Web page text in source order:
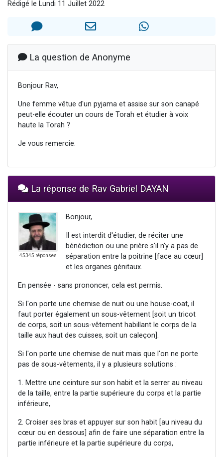
2 nouvelles musiques dans Torah-Box Music
8 personnes viennent de faire un don pour Tsédaka : pauvres d'Israel
2 personnes viennent de faire un don pour 1 Journée de Vacances Pour les Enfants
Rédigé le Lundi 11 Juillet 2022
La question de Anonyme
Bonjour Rav,
Une femme vêtue d'un pyjama et assise sur son canapé
peut-elle écouter un cours de Torah et étudier à voix
haute la Torah ?
Je vous remercie.
La réponse de Rav Gabriel DAYAN
45345 réponses
Bonjour,
Il est interdit d'étudier, de réciter une
bénédiction ou une prière s'il n'y a pas de
séparation entre la poitrine [face au cœur]
et les organes génitaux.
En pensée - sans prononcer, cela est permis.
Si l'on porte une chemise de nuit ou une house-coat, il
faut porter également un sous-vêtement [soit un tricot
de corps, soit un sous-vêtement habillant le corps de la
taille aux haut des cuisses, soit un caleçon].
Si l'on porte une chemise de nuit mais que l'on ne porte
pas de sous-vêtements, il y a plusieurs solutions :
1. Mettre une ceinture sur son habit et la serrer au niveau
de la taille, entre la partie supérieure du corps et la partie
inférieure,
2. Croiser ses bras et appuyer sur son habit [au niveau du
cœur ou en dessous] afin de faire une séparation entre la
partie inférieure et la partie supérieure du corps,